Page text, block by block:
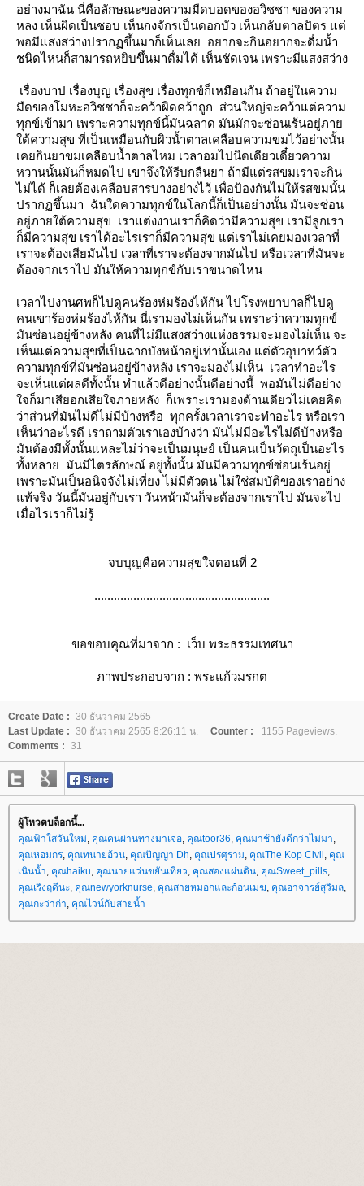
อย่างมาฉัน นี่คือลักษณะของความมืดบอดของอวิชชา ของความ
หลง เห็นผิดเป็นชอบ เห็นกงจักรเป็นดอกบัว เห็นกลับตาลปัตร แต่
พอมีแสงสว่างปรากฏขึ้นมาก็เห็นเลย อยากจะกินอยากจะดื่มน้ำ
ชนิดไหนก็สามารถหยิบขึ้นมาดื่มได้ เห็นชัดเจน เพราะมีแสงสว่าง
เรื่องบาป เรื่องบุญ เรื่องสุข เรื่องทุกข์ก็เหมือนกัน ถ้าอยู่ในความ
มืดของโมหะอวิชชาก็จะคว้าผิดคว้าถูก ส่วนใหญ่จะคว้าแต่ความ
ทุกข์เข้ามา เพราะความทุกข์นี้มันฉลาด มันมักจะซ่อนเร้นอยู่ภา
ต้ความสุข ที่เป็นเหมือนกับผิวน้ำตาลเคลือบความขมไว้อย่างนั้น
เคยกินยาขมเคลือบน้ำตาลไหม เวลาอมไปนิดเดียวเดี๋ยวความ
หวานนั้นมันก็หมดไป เขาจึงให้รีบกลืนยา ถ้ามีแต่รสขมเราจะกิน
ไม่ได้ ก็เลยต้องเคลือบสารบางอย่างไว้ เพื่อป้องกันไม่ให้รสขมนั้น
ปรากฏขึ้นมา ฉันใดความทุกข์ในโลกนี้ก็เป็นอย่างนั้น มันจะซ่อน
อยู่ภายใต้ความสุข เราแต่งงานเราก็คิดว่ามีความสุข เรามีลูกเรา
ก็มีความสุข เราได้อะไรเราก็มีความสุข แต่เราไม่เคยมองเวลาที่
เราจะต้องเสียมันไป เวลาที่เราจะต้องจากมันไป หรือเวลาที่มันจะ
ต้องจากเราไป มันให้ความทุกข์กับเราขนาดไหน
เวลาไปงานศพก็ไปดูคนร้องห่มร้องไห้กัน ไปโรงพยาบาลก็ไปดู
คนเขาร้องห่มร้องไห้กัน นี่เรามองไม่เห็นกัน เพราะว่าความทุกข์
มันซ่อนอยู่ข้างหลัง คนที่ไม่มีแสงสว่างแห่งธรรมจะมองไม่เห็น จะ
เห็นแต่ความสุขที่เป็นฉากบังหน้าอยู่เท่านั้นเอง แต่ตัวอุบาทว์ตัว
ความทุกข์ที่มันซ่อนอยู่ข้างหลัง เราจะมองไม่เห็น เวลาทำอะไร
จะเห็นแต่ผลดีทั้งนั้น ทำแล้วดีอย่างนั้นดีอย่างนี้ พอมันไม่ดีอย่าง
จก็มาเสียอกเสียใจภายหลัง ก็เพราะเรามองด้านเดียวไม่เคยคิด
ว่าส่วนที่มันไม่ดีไม่มีบ้างหรือ ทุกครั้งเวลาเราจะทำอะไร หรือเรา
เห็นว่าอะไรดี เราถามตัวเราเองบ้างว่า มันไม่มีอะไรไม่ดีบ้างหรือ
มันต้องมีทั้งนั้นแหละไม่ว่าจะเป็นมนุษย์ เป็นคนเป็นวัตถุเป็นอะไร
ทั้งหลาย มันมีไตรลักษณ์ อยู่ทั้งนั้น มันมีความทุกข์ซ่อนเร้นอยู่
เพราะมันเป็นอนิจจังไม่เที่ยง ไม่มีตัวตน ไม่ใช่สมบัติของเราอย่าง
ท้จริง วันนี้มันอยู่กับเรา วันหน้ามันก็จะต้องจากเราไป มันจะไป
เมื่อไรเราก็ไม่รู้
จบบุญคือความสุขใจตอนที่ 2
......................................................
ขอขอบคุณที่มาจาก : เว็บ พระธรรมเทศนา
ภาพประกอบจาก : พระแก้วมรกต
Create Date : 30 ธันวาคม 2565
Last Update : 30 ธันวาคม 2565 8:26:11 น. Counter :
1155 Pageviews.
Comments : 31
ผู้โหวตบล็อกนี้...
คุณฟ้าใสวันใหม่, คุณคนผ่านทางมาเจอ, คุณtoor36, คุณมาช้ายังดีกว่าไม่มา,
คุณหอมกร, คุณทนายอ้วน, คุณปัญญา Dh, คุณปรศุราม, คุณThe Kop Civil , คุณ
เนินน้ำ, คุณhaiku, คุณนายแว่นขยันเที่ยว, คุณสองแผ่นดิน, คุณSweet_pills,
คุณเริงฤดีนะ, คุณnewyorknurse, คุณสายหมอกและก้อนเมฆ, คุณอาจารย์สุวิมล,
คุณกะว่าก๋า, คุณไวน์กับสายน้ำ